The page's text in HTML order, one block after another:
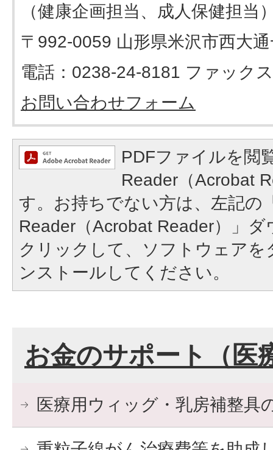
（健康企画担当、成人保健担当
〒992-0059 山形県米沢市西大
電話：0238-24-8181 ファック
お問い合わせフォーム
PDFファイルを閲
Reader（Acrobat
す。お持ちでない方は、左記の
Reader（Acrobat Reader）」
クリックして、ソフトウェア
ンストールしてください。
お金のサポート（医
医療用ウィッグ・乳房補整具